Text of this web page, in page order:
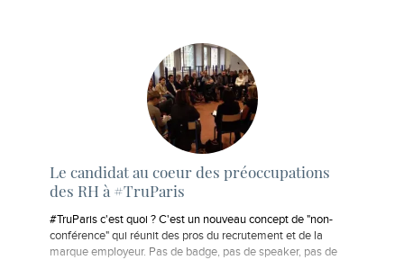
Le candidat au coeur des préoccupations
des RH à #TruParis
#TruParis c'est quoi ? C'est un nouveau concept de "non-
conférence" qui réunit des pros du recrutement et de la
marque employeur. Pas de badge, pas de speaker, pas de